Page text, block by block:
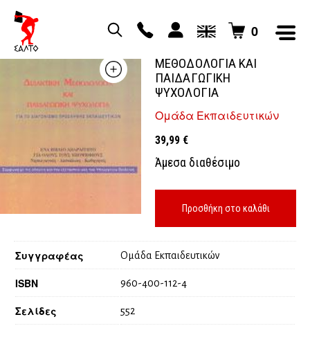
0
ΜΕΘΟΔΟΛΟΓΙΑ ΚΑΙ
ΠΑΙΔΑΓΩΓΙΚΗ
ΨΥΧΟΛΟΓΙΑ
Ομάδα Εκπαιδευτικών
39,99 €
Άμεσα διαθέσιμο
Προσθήκη στο καλάθι
Συγγραφέας Ομάδα Εκπαιδευτικών
ISBN 960-400-112-4
Σελίδες 552